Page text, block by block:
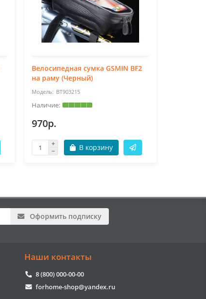
Велосипедная сумка GSMIN BF2
на раму (Черный)
BT903215
970р.
В корзину
Оформить подписку
Наши контакты
8 (800) 000-00-00
forhome-shop@yandex.ru